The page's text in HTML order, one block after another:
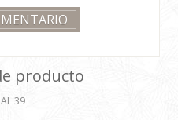
producto
39